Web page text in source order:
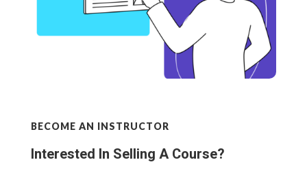
BECOME AN INSTRUCTOR
Interested In Selling A Course?